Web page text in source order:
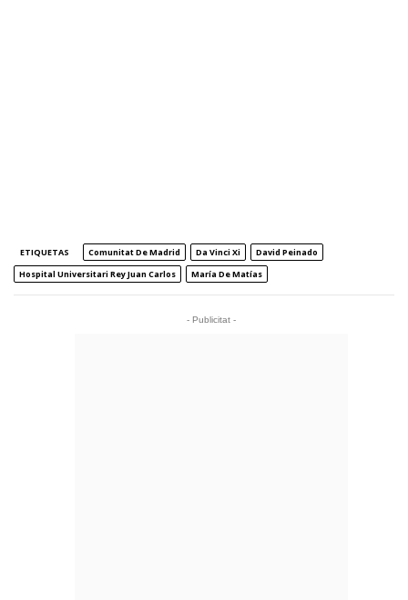
ETIQUETAS Comunitat De Madrid Da Vinci Xi
David Peinado
Hospital Universitari Rey Juan Carlos
María De Matías
- Publicitat -